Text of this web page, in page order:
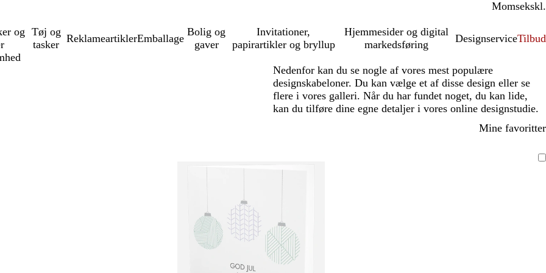
Momsinkl.
ekskl.
og Tøj og
tasker
ReklameartiklerEmballage
Bolig og
gaver
Invitationer,
papirartikler og bryllup
Hjemmesider og digital
markedsføring
DesignserviceTilbud
Nedenfor kan du se nogle af vores mest populære
designskabeloner. Du kan vælge et af disse design eller se
flere i vores galleri. Når du har fundet noget, du kan lide,
kan du tilføre dine egne detaljer i vores online designstudie.
Mine favoritter